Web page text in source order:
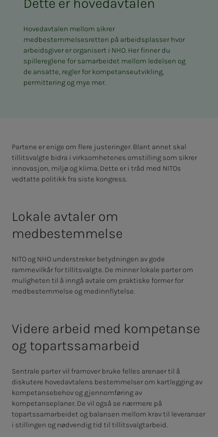
Dette er hovedavtalen
Hovedavtalen mellom sikrer
medbestemmelsesretten på arbeidsplasser hvor
arbeidsgiver er organisert i NHO. Her finner du
spillereglene for samarbeidet mellom ledelsen og
de ansatte, regler for kompetanseutvikling,
permittering og mye mer.
Partene er enige om flere justeringer. Blant annet skal
tillitsvalgte bidra i virksomhetenes omstilling som sikrer
innovasjon, miljø og klima. Dette er i tråd med NITOs
vedtatte politikk fra siste kongress.
Lokale avtaler om
medbestemmelse
NITO og NHO understreker betydningen av gode
rammevilkår for tillitsvalgte. De minner lokale parter om
muligheten til å inngå avtale om praktiske former for
medbestemmelse og medinnflytelse.
Videre arbeid med kompetanse
og topartssamarbeid
Sentrale parter vil framover bruke felles arenaer til å
diskutere hovedavtalens bestemmelser om kartlegging av
kompetansebehov og gjennomføring av
kompetanseplaner. De vil også se nærmere på
topartssamarbeidet og balansen mellom krav til leveranser
i stillingen og nødvendig tid til tillitsvalgtarbeid.